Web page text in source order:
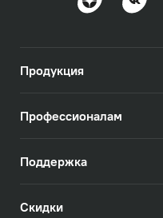
Продукция
Профессионалам
Поддержка
Скидки